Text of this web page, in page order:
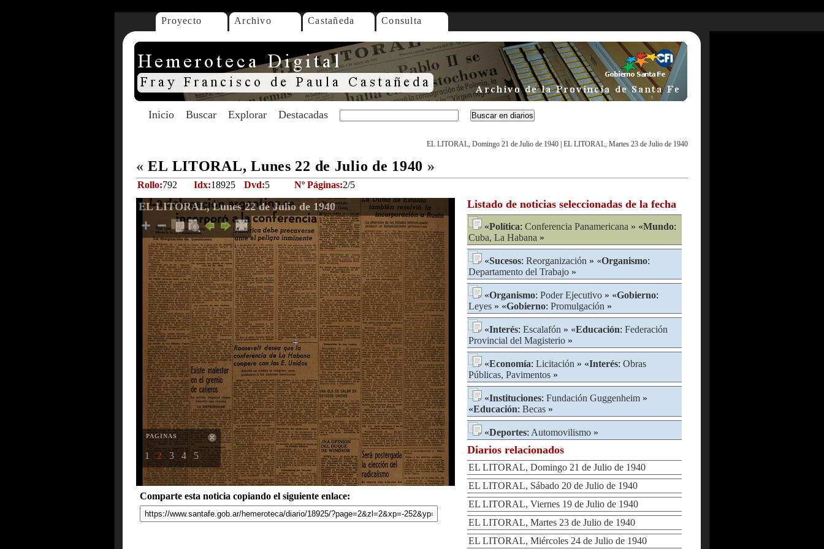
Proyecto Archivo Castañeda Consulta
Inicio Buscar Explorar Destacadas
EL LITORAL, Domingo 21 de Julio de 1940 EL LITORAL, Martes 23 de Julio de 1940
« EL LITORAL, Lunes 22 de Julio de 1940 »
Rollo:792 Idx:18925 Dvd:5 Nº Páginas:2/5
EL LITORAL, Lunes 22 de Julio de 1940
PAGINAS
1 2 3 4 5
Comparte esta noticia copiando el siguiente enlace:
Listado de noticias seleccionadas de la fecha
«Política: Conferencia Panamericana » «Mundo:
Cuba, La Habana »
«Sucesos: Reorganización » «Organismo:
Departamento del Trabajo »
«Organismo: Poder Ejecutivo » «Gobierno:
Leyes » «Gobierno: Promulgación »
«Interés: Escalafón » «Educación: Federación
Provincial del Magisterio »
«Economía: Licitación » «Interés: Obras
Públicas, Pavimentos »
«Instituciones: Fundación Guggenheim »
«Educación: Becas »
«Deportes: Automovilismo »
Diarios relacionados
EL LITORAL, Domingo 21 de Julio de 1940
EL LITORAL, Sábado 20 de Julio de 1940
EL LITORAL, Viernes 19 de Julio de 1940
EL LITORAL, Martes 23 de Julio de 1940
EL LITORAL, Miércoles 24 de Julio de 1940